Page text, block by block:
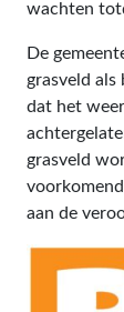
wachten
De
grasveld
dat het
grasveld
aan de